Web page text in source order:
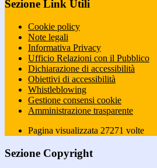
Sezione Link Utili
Cookie policy
Note legali
Informativa Privacy
Ufficio Relazioni con il Pubblico
Dichiarazione di accessibilità
Obiettivi di accessibilità
Whistleblowing
Gestione consensi cookie
Amministrazione trasparente
Pagina visualizzata 27271 volte
Sezione Copyright